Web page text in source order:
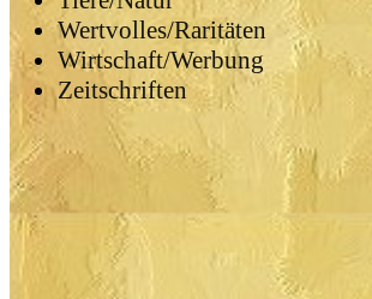
Wertvolles/Raritäten
Wirtschaft/Werbung
Zeitschriften